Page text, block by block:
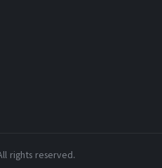
rights reserved.